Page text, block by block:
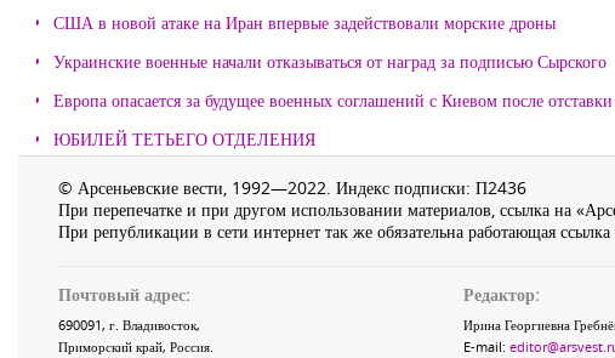
США в новой атаке на Иран впервые задействовали морские дроны
Украинские военные начали отказываться от наград за подписью Сырского
Европа опасается за будущее военных соглашений с Киевом после
ЮБИЛЕЙ ТЕТЬЕГО ОТДЕЛЕНИЯ
© Арсеньевские вести, 1992—2022. Индекс подписки: П2436
При перепечатке и при другом использовании материалов, ссылка на
При републикации в сети интернет так же обязательна работающая
Почтовый адрес:
690091, г. Владивосток,
Приморский край, Россия.
Редактор:
Ирина Георгиевна
E-mail: